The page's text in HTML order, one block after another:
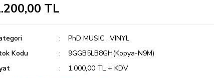
TL
PhD MUSIC , VINYL
Kodu
9GGB5LB8GH(Kopya-N9M)
1.000,00 TL + KDV